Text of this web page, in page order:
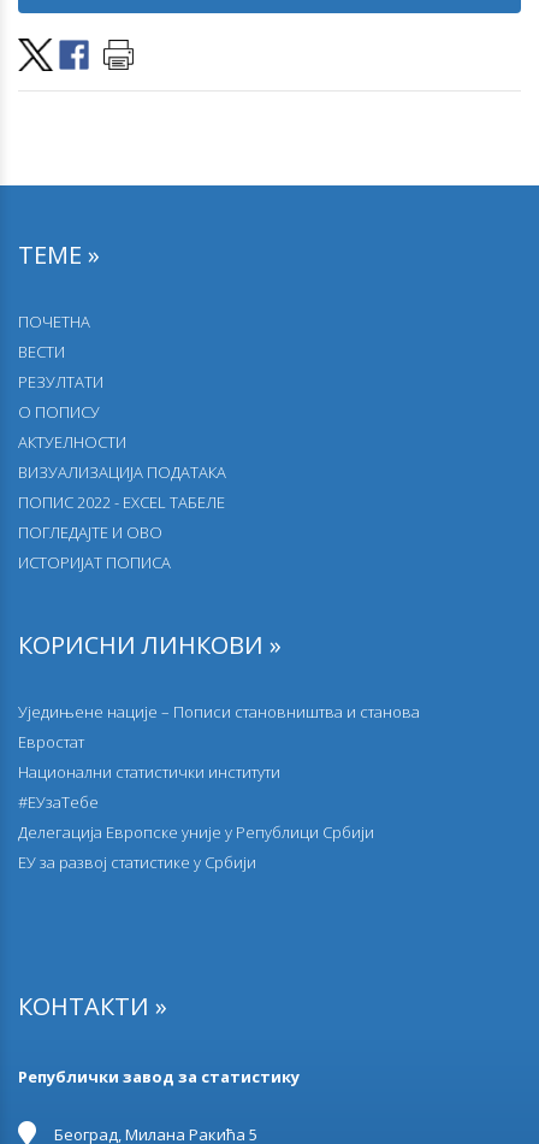
2052.
25.09.2024.
25–27. септембра 2024. Шабац, радионица „Aнализа
09.05.2024.
26.04.2024.
08.03.2024.
Најчешћа имена и презимена
Упоредни преглед броја станова
по пописима 1948–2022.
Број станова према врсти зграде, години изградње и
спрату
22.12.2023.
Становништво према појединачним годинама
старости и према похађању школе
17.11.2023.
15.11.2023.
ТЕМЕ »
ПОЧЕТНА
ВЕСТИ
РЕЗУЛТАТИ
О ПОПИСУ
АКТУЕЛНОСТИ
ВИЗУАЛИЗАЦИЈА ПОДАТАКА
ПОПИС 2022 - EXCEL ТАБЕЛЕ
ПОГЛЕДАЈТЕ И ОВО
ИСТОРИЈАТ ПОПИСА
КОРИСНИ ЛИНКОВИ »
Уједињене нације – Пописи становништва и станова
Евростат
Национални статистички институти
#ЕУзаТебе
Делегација Европске уније у Републици Србији
EУ за развој статистике у Србији
КОНТАКТИ »
Републички завод за статистику
Београд, Милана Ракића 5